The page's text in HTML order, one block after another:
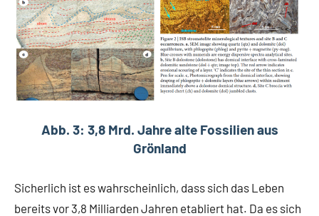
Abb. 3: 3,8 Mrd. Jahre alte Fossilien aus
Grönland
Sicherlich ist es wahrscheinlich, dass sich das Leben
bereits vor 3,8 Milliarden Jahren etabliert hat. Da es sich